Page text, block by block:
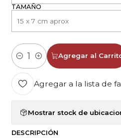
TAMAÑO
Cantidad
Agregar al
Agregar a la lista de
Mostrar stock de
DESCRIPCIÓN